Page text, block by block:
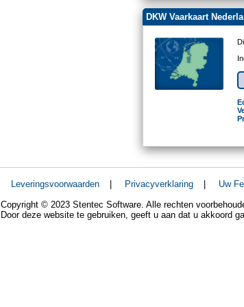
DKW Vaarkaart
Leveringsvoorwaarden | Privacyverklaring | Uw
Copyright © 2023 Stentec Software. Alle rechten
Door deze website te gebruiken, geeft u aan dat u akkoord